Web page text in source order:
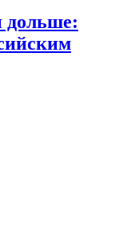
дольше: